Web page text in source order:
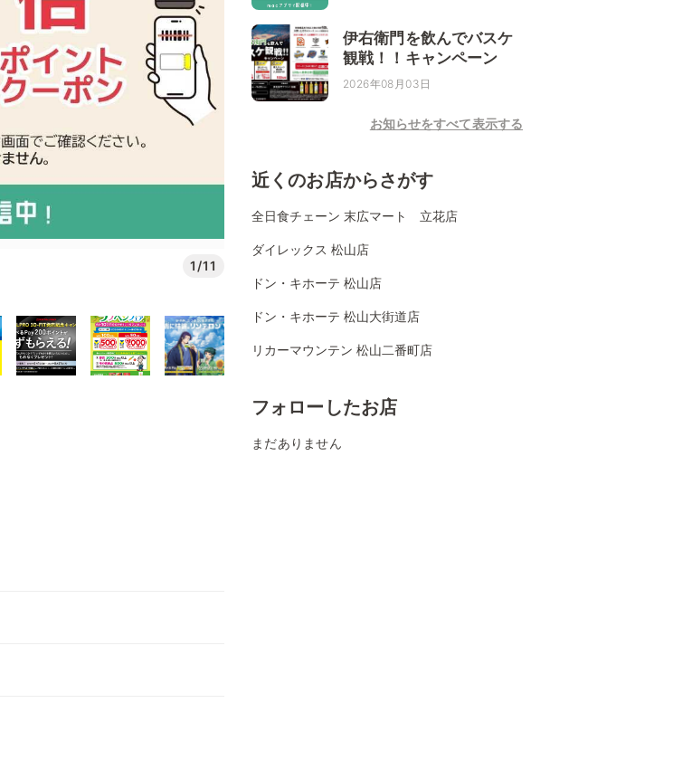
1/11
伊右衛門を飲んでバスケ
観戦！！キャンペーン
2026年08月03日
お知らせをすべて表示する
近くのお店からさがす
全日食チェーン 末広マート 立花店
ダイレックス 松山店
ドン・キホーテ 松山店
ドン・キホーテ 松山大街道店
リカーマウンテン 松山二番町店
フォローしたお店
まだありません